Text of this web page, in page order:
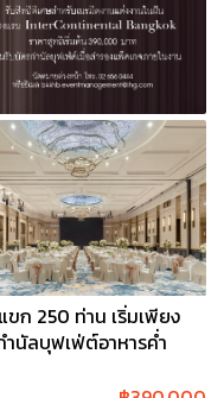
ก 250 ท่าน เริ่มเพียง
นัลบุฟเฟ่ต์อาหารค่ำ